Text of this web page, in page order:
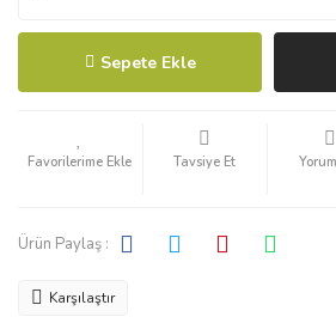
Sepete Ekle
Tavsiye Et
Ürün Paylaş :
Karşılaştır